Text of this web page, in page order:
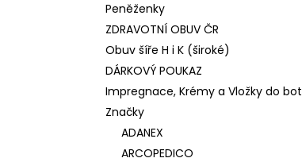
Peněženky
ZDRAVOTNÍ OBUV ČR
Obuv šíře H i K (široké)
DÁRKOVÝ POUKAZ
Impregnace, Krémy a Vložky do bot
Značky
ADANEX
ARCOPEDICO